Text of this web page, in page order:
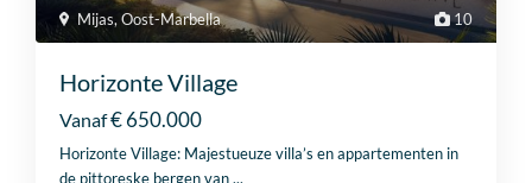
10
Mijas,Oost-Marbella
Horizonte Village
Vanaf€ 650.000
Horizonte Village: Majestueuze villa’s en appartementen in
de pittoreske bergen van...